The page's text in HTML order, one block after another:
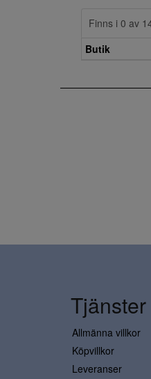
Finns i 0 av
Butik
Tjänster
Allmänna villkor
Köpvillkor
Leveranser